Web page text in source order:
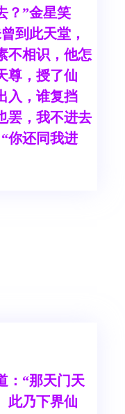
？”金星笑
到此天堂，
不相识，他怎
尊，授了仙
入，谁复挡
罢，我不进去
你还同我进
：“那天门天
此乃下界仙